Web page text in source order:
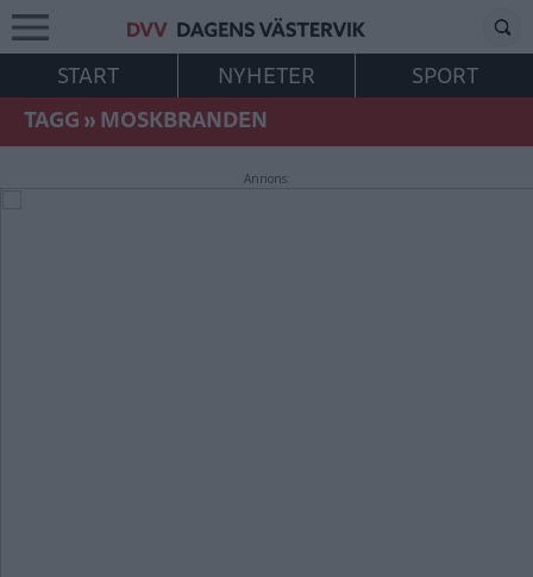
START NYHETER
SPORT
TAGG»MOSKBRANDEN
Annons: